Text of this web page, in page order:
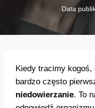
Data
Kiedy tracimy kogoś,
bardzo często
niedowierzanie. To